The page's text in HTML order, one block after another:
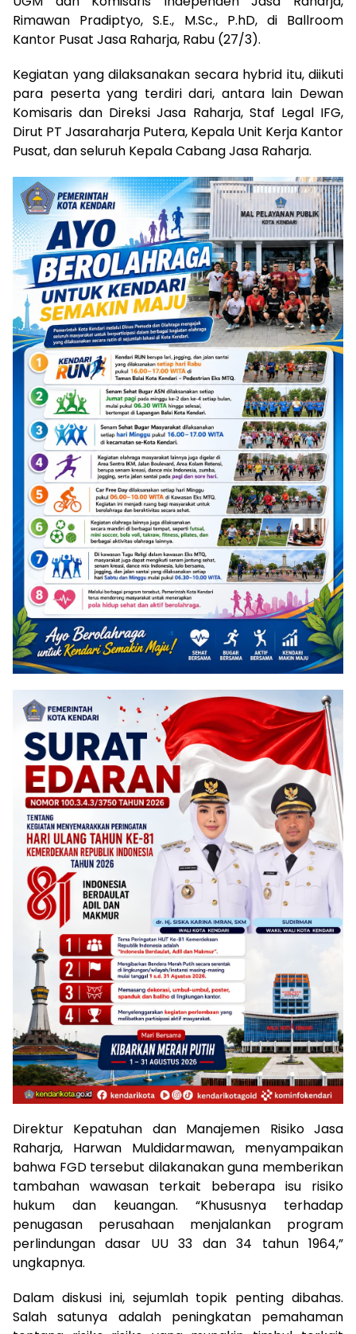
Rimawan Pradiptyo, S.E., M.Sc., P.hD, di Ballroom
Kantor Pusat Jasa Raharja, Rabu (27/3).
Kegiatan yang dilaksanakan secara hybrid itu, diikuti
para peserta yang terdiri dari, antara lain Dewan
Komisaris dan Direksi Jasa Raharja, Staf Legal IFG,
Dirut PT Jasaraharja Putera, Kepala Unit Kerja Kantor
Pusat, dan seluruh Kepala Cabang Jasa Raharja.
Direktur Kepatuhan dan Manajemen Risiko Jasa
Raharja, Harwan Muldidarmawan, menyampaikan
bahwa FGD tersebut dilakanakan guna memberikan
tambahan wawasan terkait beberapa isu risiko
hukum dan keuangan. “Khususnya terhadap
penugasan perusahaan menjalankan program
perlindungan dasar UU 33 dan 34 tahun 1964,”
ungkapnya.
Dalam diskusi ini, sejumlah topik penting dibahas.
Salah satunya adalah peningkatan pemahaman